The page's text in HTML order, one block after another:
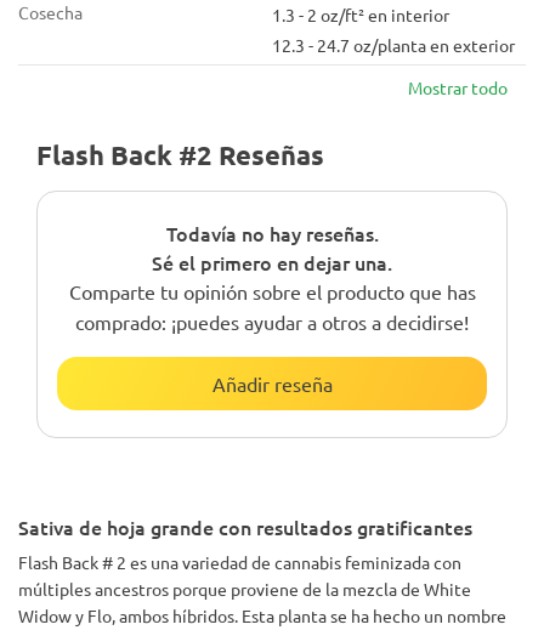
Cosecha
1.3 - 2 oz/ft² en interior
12.3 - 24.7 oz/planta en exterior
Mostrar todo
Flash Back #2 Reseñas
Todavía no hay reseñas.
Sé el primero en dejar una.
Comparte tu opinión sobre el producto que has
comprado: ¡puedes ayudar a otros a decidirse!
Añadir reseña
Sativa de hoja grande con resultados gratificantes
Flash Back # 2 es una variedad de cannabis feminizada con
múltiples ancestros porque proviene de la mezcla de White
Widow y Flo, ambos híbridos. Esta planta se ha hecho un nombre